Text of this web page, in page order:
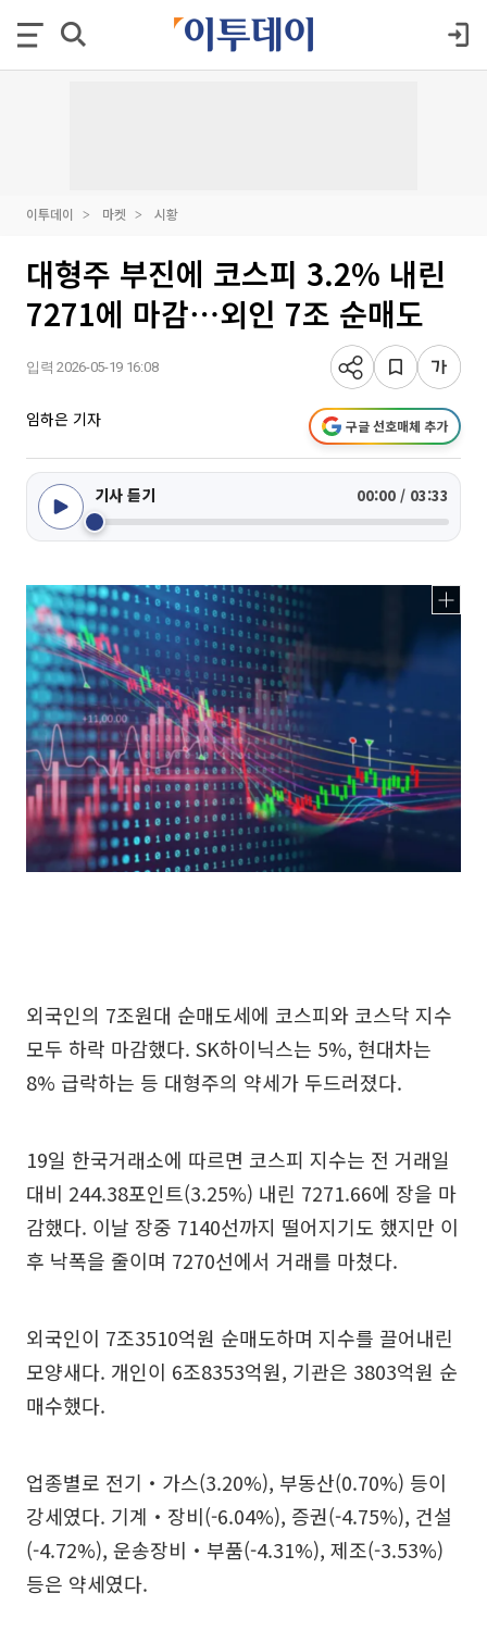
이투데이 마켓 시황
대형주 부진에 코스피 3.2% 내린
7271에 마감⋯외인 7조 순매도
입력 2026-05-19 16:08
임하은 기자 구글 선호매체 추가
기사 듣기 00:00 / 03:33
외국인의 7조원대 순매도세에 코스피와 코스닥 지수
모두 하락 마감했다. SK하이닉스는 5%, 현대차는
8% 급락하는 등 대형주의 약세가 두드러졌다.
19일 한국거래소에 따르면 코스피 지수는 전 거래일
대비 244.38포인트(3.25%) 내린 7271.66에 장을 마
감했다. 이날 장중 7140선까지 떨어지기도 했지만 이
후 낙폭을 줄이며 7270선에서 거래를 마쳤다.
외국인이 7조3510억원 순매도하며 지수를 끌어내린
모양새다. 개인이 6조8353억원, 기관은 3803억원 순
매수했다.
업종별로 전기‧가스(3.20%), 부동산(0.70%) 등이
강세였다. 기계‧장비(-6.04%), 증권(-4.75%), 건설
(-4.72%), 운송장비‧부품(-4.31%), 제조(-3.53%)
등은 약세였다.